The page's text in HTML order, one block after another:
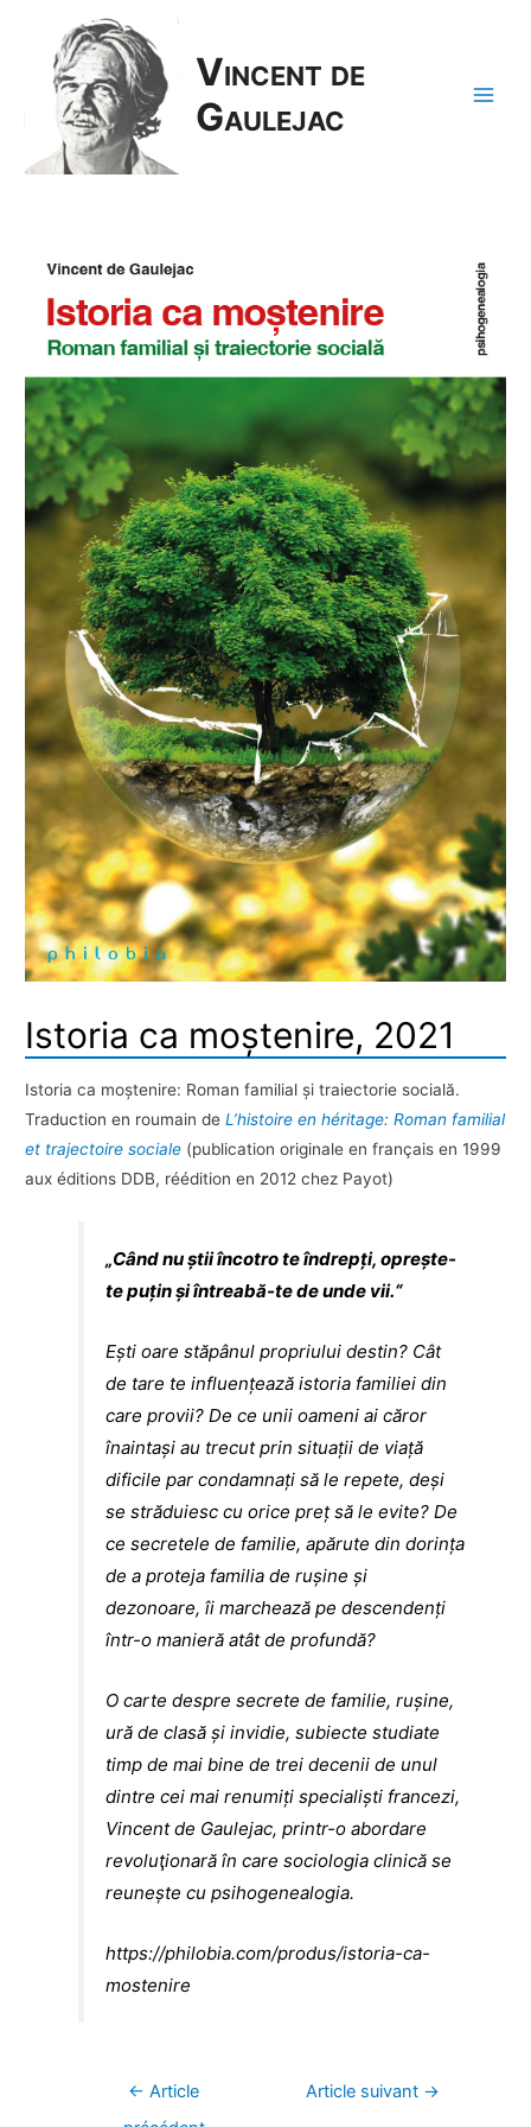
Vincent de
Gaulejac
Istoria ca moștenire, 2021
Istoria ca moștenire: Roman familial și traiectorie socială.
Traduction en roumain deL’histoire en héritage: Roman familial
et trajectoire sociale (publication originale en français en 1999
aux éditions DDB, réédition en 2012 chez Payot)
„Când nu știi încotro te îndrepți, oprește-
te puțin și întreabă-te de unde vii.“
Ești oare stăpânul propriului destin? Cât
de tare te influențează istoria familiei din
care provii? De ce unii oameni ai căror
înaintași au trecut prin situații de viață
dificile par condamnați să le repete, deși
se străduiesc cu orice preț să le evite? De
ce secretele de familie, apărute din dorința
de a proteja familia de rușine și
dezonoare, îi marchează pe descendenți
într-o manieră atât de profundă?
O carte despre secrete de familie, rușine,
ură de clasă și invidie, subiecte studiate
timp de mai bine de trei decenii de unul
dintre cei mai renumiți specialiști francezi,
Vincent de Gaulejac, printr-o abordare
revoluţionară în care sociologia clinică se
reunește cu psihogenealogia.
https://philobia.com/produs/istoria-ca-
mostenire
Navigation
← Article
Article suivant →